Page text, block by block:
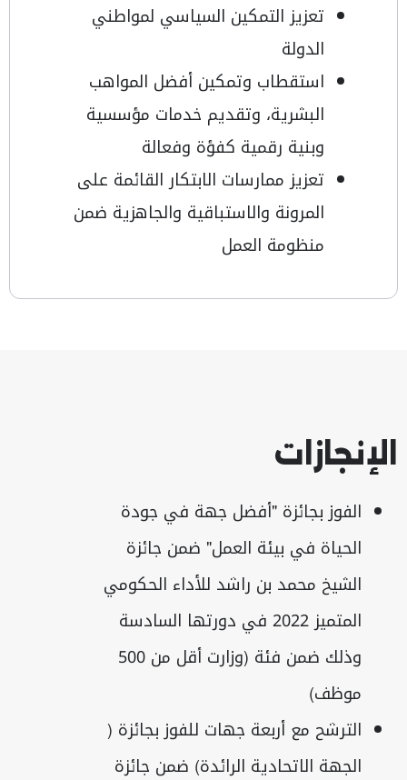
تعزيز التمكين السياسي لمواطني
الدولة
استقطاب وتمكين أفضل المواهب
البشرية، وتقديم خدمات مؤسسية
وبنية رقمية كفؤة وفعالة
تعزيز ممارسات الابتكار القائمة على
المرونة والاستباقية والجاهزية ضمن
منظومة العمل
الإنجازات
الفوز بجائزة "أفضل جهة في جودة
الحياة في بيئة العمل" ضمن جائزة
الشيخ محمد بن راشد للأداء الحكومي
المتميز 2022 في دورتها السادسة
وذلك ضمن فئة (وزارت أقل من 500
موظف)
الترشح مع أربعة جهات للفوز بجائزة (
الجهة الاتحادية الرائدة) ضمن جائزة